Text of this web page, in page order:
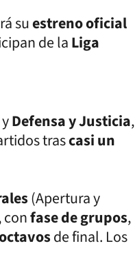
suestreno oficial
de laLiga
yDefensa y Justicia,
trascasi un
(Apertura y
confase de grupos,
de final. Los